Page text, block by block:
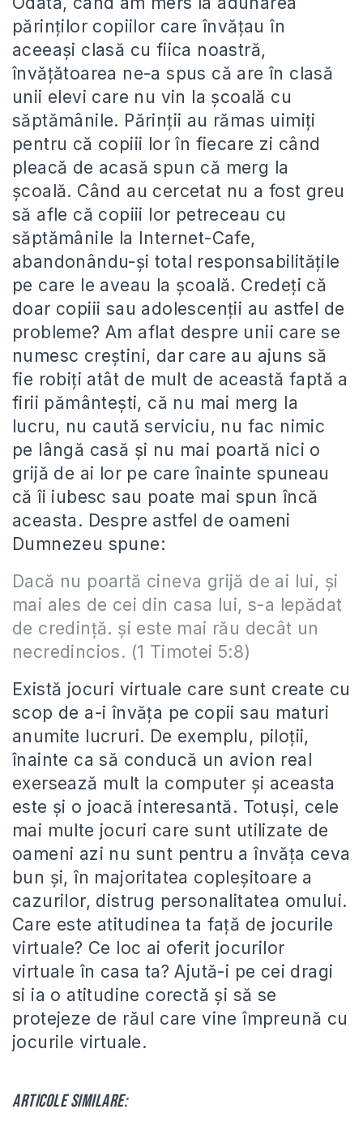
părinţilor copiilor care învăţau în
aceeaşi clasă cu fiica noastră,
învăţătoarea ne-a spus că are în clasă
unii elevi care nu vin la şcoală cu
săptămânile. Părinţii au rămas uimiţi
pentru că copiii lor în fiecare zi când
pleacă de acasă spun că merg la
şcoală. Când au cercetat nu a fost greu
să afle că copiii lor petreceau cu
săptămânile la Internet-Cafe,
abandonându-şi total responsabilităţile
pe care le aveau la şcoală. Credeţi că
doar copiii sau adolescenţii au astfel de
probleme? Am aflat despre unii care se
numesc creştini, dar care au ajuns să
fie robiţi atât de mult de această faptă a
firii pământeşti, că nu mai merg la
lucru, nu caută serviciu, nu fac nimic
pe lângă casă şi nu mai poartă nici o
grijă de ai lor pe care înainte spuneau
că îi iubesc sau poate mai spun încă
aceasta. Despre astfel de oameni
Dumnezeu spune:
Dacă nu poartă cineva grijă de ai lui, şi
mai ales de cei din casa lui, s-a lepădat
de credinţă. şi este mai rău decât un
necredincios. (1 Timotei 5:8)
Există jocuri virtuale care sunt create cu
scop de a-i învăţa pe copii sau maturi
anumite lucruri. De exemplu, piloţii,
înainte ca să conducă un avion real
exersează mult la computer şi aceasta
este şi o joacă interesantă. Totuşi, cele
mai multe jocuri care sunt utilizate de
oameni azi nu sunt pentru a învăţa ceva
bun şi, în majoritatea copleşitoare a
cazurilor, distrug personalitatea omului.
Care este atitudinea ta faţă de jocurile
virtuale? Ce loc ai oferit jocurilor
virtuale în casa ta? Ajută-i pe cei dragi
si ia o atitudine corectă şi să se
protejeze de răul care vine împreună cu
jocurile virtuale.
Articole similare: